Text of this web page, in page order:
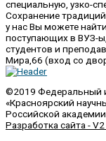
специальную, узко-
Сохранение
у нас Вы можете
поступающих в ВУЗ-
студентов и
Мира,66 (вход со
©2019 Федеральный
«Красноярский
Российской академии
Разработка сайта -